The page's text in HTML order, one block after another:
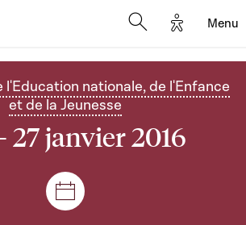
Options
Menu
l'Education nationale, de l'Enfance
et de la Jeunesse
27 janvier 2016
Séances et réunions